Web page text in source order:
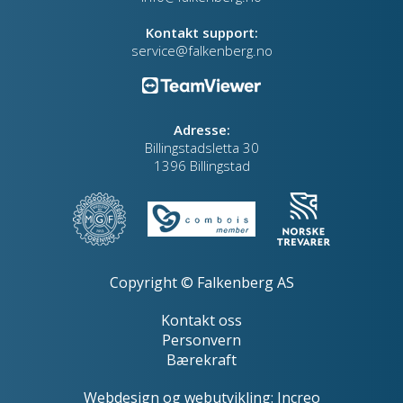
Kontakt support:
service@falkenberg.no
Adresse:
Billingstadsletta 30
1396 Billingstad
Copyright © Falkenberg AS
Kontakt oss
Personvern
Bærekraft
Webdesign ogwebutvikling: Increo